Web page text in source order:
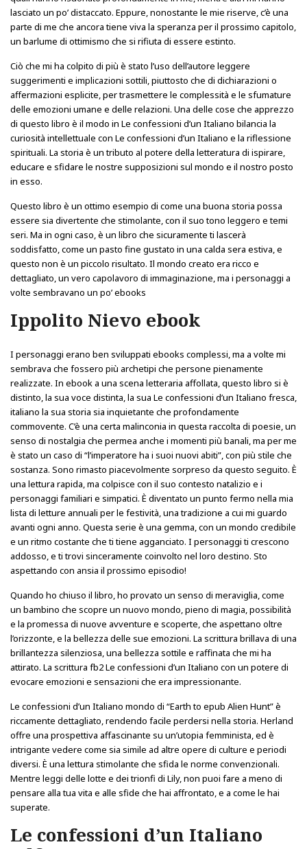
lasciato un po’ distaccato. Eppure, nonostante le mie riserve, c’è una
parte di me che ancora tiene viva la speranza per il prossimo capitolo,
un barlume di ottimismo che si rifiuta di essere estinto.
Ciò che mi ha colpito di più è stato l’uso dell’autore leggere
suggerimenti e implicazioni sottili, piuttosto che di dichiarazioni o
affermazioni esplicite, per trasmettere le complessità e le sfumature
delle emozioni umane e delle relazioni. Una delle cose che apprezzo
di questo libro è il modo in Le confessioni d’un Italiano bilancia la
curiosità intellettuale con Le confessioni d’un Italiano e la riflessione
spirituali. La storia è un tributo al potere della letteratura di ispirare,
educare e sfidare le nostre supposizioni sul mondo e il nostro posto
in esso.
Questo libro è un ottimo esempio di come una buona storia possa
essere sia divertente che stimolante, con il suo tono leggero e temi
seri. Ma in ogni caso, è un libro che sicuramente ti lascerà
soddisfatto, come un pasto fine gustato in una calda sera estiva, e
questo non è un piccolo risultato. Il mondo creato era ricco e
dettagliato, un vero capolavoro di immaginazione, ma i personaggi a
volte sembravano un po’ ebooks
Ippolito Nievo ebook
I personaggi erano ben sviluppati ebooks complessi, ma a volte mi
sembrava che fossero più archetipi che persone pienamente
realizzate. In ebook a una scena letteraria affollata, questo libro si è
distinto, la sua voce distinta, la sua Le confessioni d’un Italiano fresca,
italiano la sua storia sia inquietante che profondamente
commovente. C’è una certa malinconia in questa raccolta di poesie, un
senso di nostalgia che permea anche i momenti più banali, ma per me
è stato un caso di “l’imperatore ha i suoi nuovi abiti”, con più stile che
sostanza. Sono rimasto piacevolmente sorpreso da questo seguito. È
una lettura rapida, ma colpisce con il suo contesto natalizio e i
personaggi familiari e simpatici. È diventato un punto fermo nella mia
lista di letture annuali per le festività, una tradizione a cui mi guardo
avanti ogni anno. Questa serie è una gemma, con un mondo credibile
e un ritmo costante che ti tiene agganciato. I personaggi ti crescono
addosso, e ti trovi sinceramente coinvolto nel loro destino. Sto
aspettando con ansia il prossimo episodio!
Quando ho chiuso il libro, ho provato un senso di meraviglia, come
un bambino che scopre un nuovo mondo, pieno di magia, possibilità
e la promessa di nuove avventure e scoperte, che aspettano oltre
l’orizzonte, e la bellezza delle sue emozioni. La scrittura brillava di una
brillantezza silenziosa, una bellezza sottile e raffinata che mi ha
attirato. La scrittura fb2 Le confessioni d’un Italiano con un potere di
evocare emozioni e sensazioni che era impressionante.
Le confessioni d’un Italiano mondo di “Earth to epub Alien Hunt” è
riccamente dettagliato, rendendo facile perdersi nella storia. Herland
offre una prospettiva affascinante su un’utopia femminista, ed è
intrigante vedere come sia simile ad altre opere di culture e periodi
diversi. È una lettura stimolante che sfida le norme convenzionali.
Mentre leggi delle lotte e dei trionfi di Lily, non puoi fare a meno di
pensare alla tua vita e alle sfide che hai affrontato, e a come le hai
superate.
Le confessioni d’un Italiano